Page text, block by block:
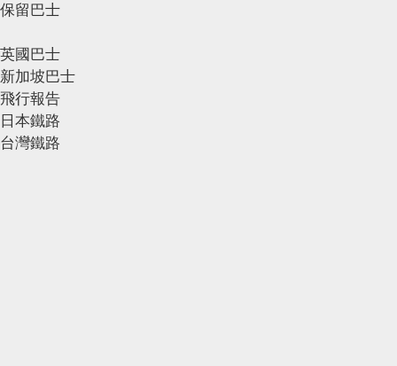
保留巴士
英國巴士
新加坡巴士
飛行報告
日本鐵路
台灣鐵路